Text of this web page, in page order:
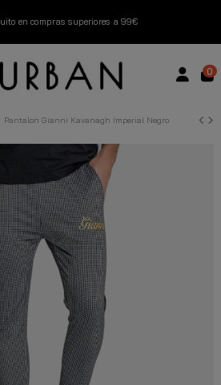
en compras superiores a 99€
disponibles esta semana
Novedades Compra Ahora
0
Pantalon Gianni Kavanagh Imperial Negro